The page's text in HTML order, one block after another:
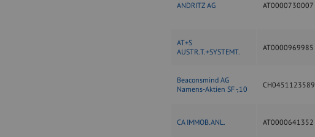
ANDRITZ AG AT0000730007
AT+S
AUSTR.T.+SYSTEMT.
AT0000969985
Beaconsmind AG
Namens-Aktien SF -,10
CH0451123589
CA IMMOB.ANL. AT0000641352